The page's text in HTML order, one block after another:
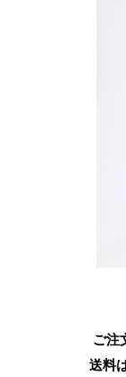
ご注
送料